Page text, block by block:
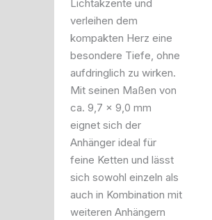
Lichtakzente und
verleihen dem
kompakten Herz eine
besondere Tiefe, ohne
aufdringlich zu wirken.
Mit seinen Maßen von
ca. 9,7 × 9,0 mm
eignet sich der
Anhänger ideal für
feine Ketten und lässt
sich sowohl einzeln als
auch in Kombination mit
weiteren Anhängern